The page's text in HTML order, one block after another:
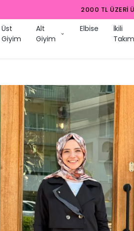
2000 TL ÜZERI
Üst
Giyim
Alt
Giyim
Elbise
İkili
Takım